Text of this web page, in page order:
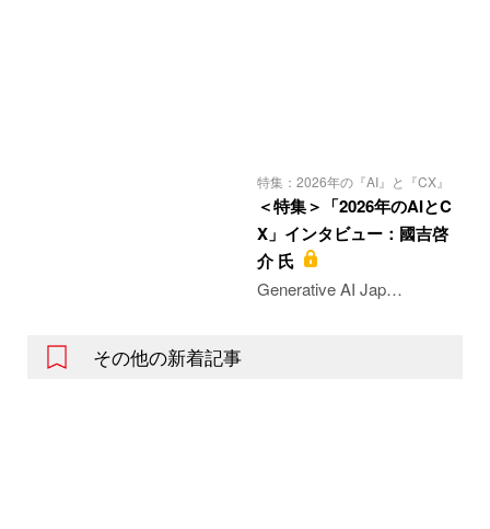
特集：2026年の『AI』と『CX』
＜特集＞「2026年のAIとC
X」インタビュー：國吉啓
介 氏
Generative AI Jap…
その他の新着記事